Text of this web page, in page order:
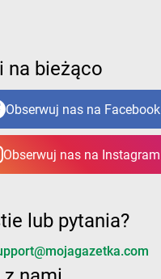
na bieżąco
Obserwuj nas na Facebook
Obserwuj nas na Instagram
lub pytania?